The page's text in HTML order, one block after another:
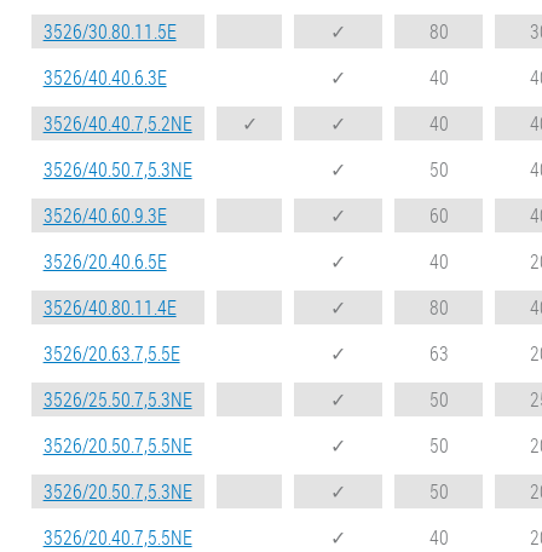
3526/30.80.11.5E
✓ 80
3526/40.40.6.3E
✓ 40
3526/40.40.7,5.2NE
✓ ✓ 40
3526/40.50.7,5.3NE
✓ 50
3526/40.60.9.3E
✓ 60
3526/20.40.6.5E
✓ 40
3526/40.80.11.4E
✓ 80
3526/20.63.7,5.5E
✓ 63
3526/25.50.7,5.3NE
✓ 50
3526/20.50.7,5.5NE
✓ 50
3526/20.50.7,5.3NE
✓ 50
3526/20.40.7,5.5NE
✓ 40